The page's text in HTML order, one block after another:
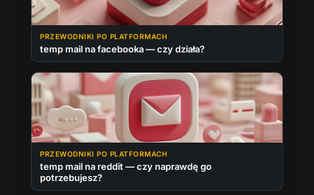
PRZEWODNIKI PO PLATFORMACH
temp mail na facebooka — czy działa?
PRZEWODNIKI PO PLATFORMACH
temp mail na reddit — czy naprawdę go
potrzebujesz?